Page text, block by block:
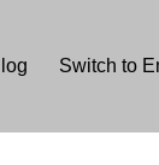
Switch to